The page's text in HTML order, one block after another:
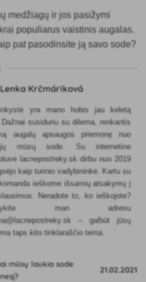
medžiagų ir jos pasižymi
populiarus vaistinis augalas.
pat pasodinsite ją savo sode?
Krčmáriková
yra mano hobis jau keletą
susiduriu su dilema, renkantis
augalų apsaugos priemonę nuo
mūsų sode. Su internetine
lacnepostreky.sk dirbu nuo 2019
kaip turinio vadybininkė. Kartu su
ieškome išsamių atsakymų į
Neradote to, ko ieškojote?
man adresu
– galbūt jūsų
taps kito tinklaraščio tema.
mūsų laukia sode
21.02.2021